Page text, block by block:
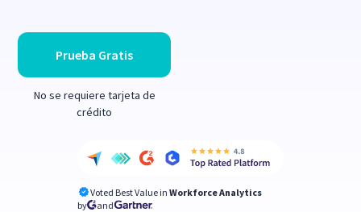
Prueba Gratis
No se requiere tarjeta de
crédito
Voted Best Value in Workforce Analytics
by
and